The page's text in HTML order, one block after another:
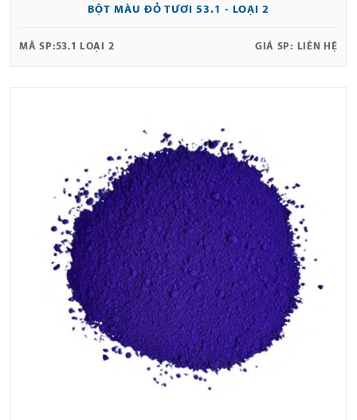
BỘT MÀU ĐỎ TƯƠI 53.1 - LOẠI 2
MÃ SP:53.1 LOẠI 2 GIÁ SP: LIÊN HỆ